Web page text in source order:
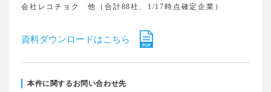
会社レコチョク 他（合計88社、1/17時点確定企業）
資料ダウンロードはこちら
本件に関するお問い合わせ先